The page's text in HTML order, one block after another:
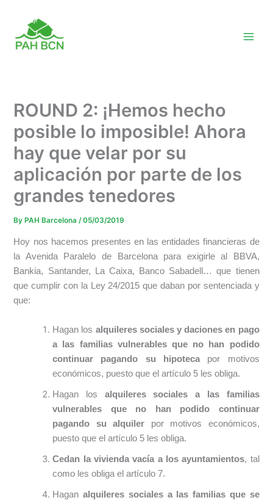
content
ROUND 2: ¡Hemos hecho
posible lo imposible! Ahora
hay que velar por su
aplicación por parte de los
grandes tenedores
By PAH Barcelona/05/03/2019
Hoy nos hacemos presentes en las entidades financieras de
la Avenida Paralelo de Barcelona para exigirle al BBVA,
Bankia, Santander, La Caixa, Banco Sabadell… que tienen
que cumplir con la Ley 24/2015 que daban por sentenciada y
que:
Hagan los alquileres sociales y daciones en pago
a las familias vulnerables que no han podido
continuar pagando su hipoteca por motivos
económicos, puesto que el artículo 5 les obliga.
Hagan los alquileres sociales a las familias
vulnerables que no han podido continuar
pagando su alquiler por motivos económicos,
puesto que el artículo 5 les obliga.
Cedan la vivienda vacía a los ayuntamientos, tal
como les obliga el artículo 7.
Hagan alquileres sociales a las familias que se